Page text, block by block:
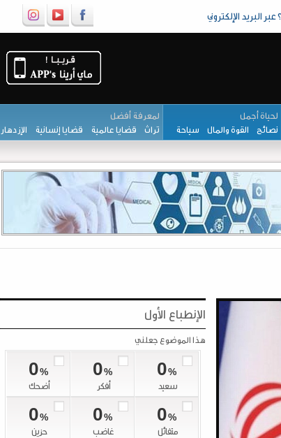
البريد الإلكتروني
لحياة أجمل
نصائح القوة والمال سياحة
لمعرفة أفضل
تراث قضايا عالمية قضايا إنسانية الإزدهار
الإنطباع الأول
هذا الموضوع جعلني
0%
أضحك
0%
أفكر
0%
سعيد
0%
حزين
0%
غاضب
0%
متفائل